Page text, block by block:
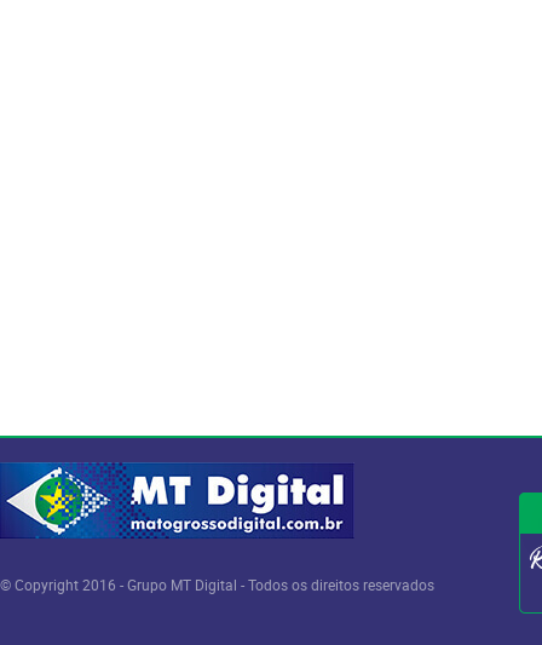
© Copyright 2016 - Grupo MT Digital - Todos os direitos reservados